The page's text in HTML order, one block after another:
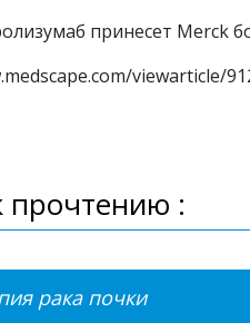
принесет Merck
viewarticle/
прочтению :
рака почки